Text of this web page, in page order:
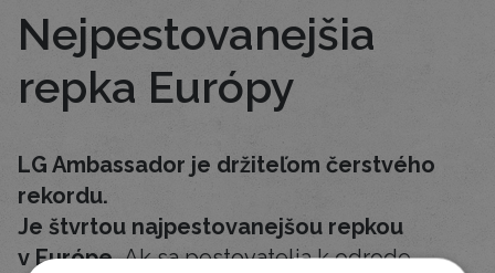
Nejpestovanejšia
repka Európy
LG Ambassador je držiteľom čerstvého
rekordu.
Je štvrtou najpestovanejšou repkou
v Európe.Ak sa pestovatelia k odrode